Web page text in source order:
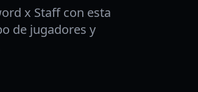
x Staff con esta
de jugadores y